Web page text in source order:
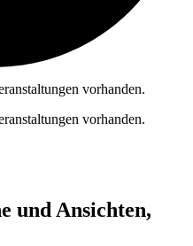
vorhanden.
vorhanden.
und Ansichten,